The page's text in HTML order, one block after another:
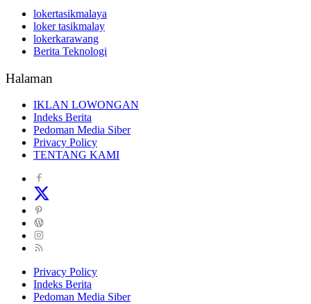
lokertasikmalaya
loker tasikmalay
lokerkarawang
Berita Teknologi
Halaman
IKLAN LOWONGAN
Indeks Berita
Pedoman Media Siber
Privacy Policy
TENTANG KAMI
Privacy Policy
Indeks Berita
Pedoman Media Siber